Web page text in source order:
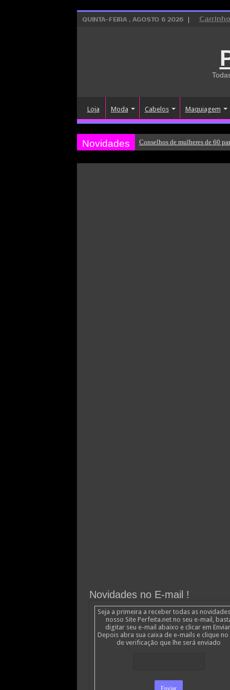
QUINTA-FEIRA , AGOSTO 6 2026 Carrinho
Loja Moda Cabelos Maquiagem
Novidades Conselhos de mulheres de 60
Novidades no E-mail !
Seja a primeira a receber todas as
nosso Site Perfeita.net no seu e-mail,
digitar seu e-mail abaixo e clicar em
Depois abra sua caixa de e-mails e clique no
de verificação que lhe será enviado